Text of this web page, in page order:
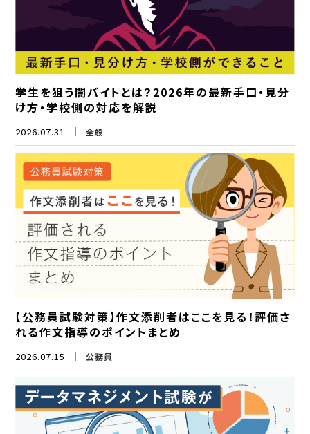
学生を狙う闇バイトとは？2026年の最新手口・見分
け方・学校側の対応を解説
2026.07.31 全般
【公務員試験対策】作文添削者はここを見る！評価さ
れる作文指導のポイントまとめ
2026.07.15 公務員